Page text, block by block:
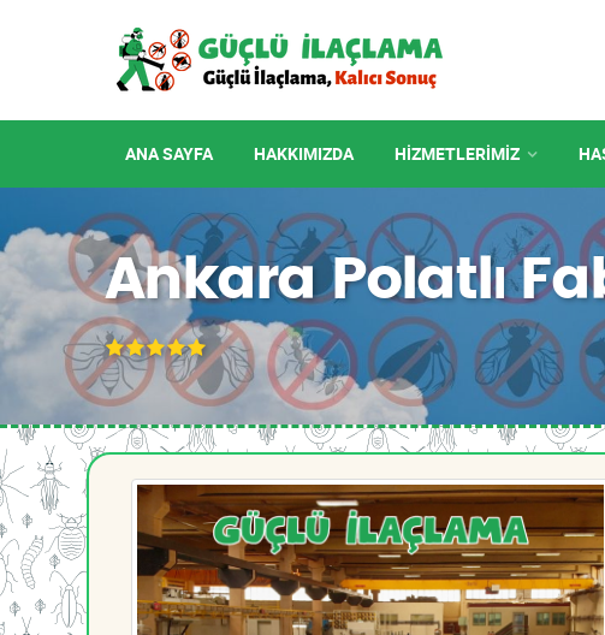
ANA SAYFA HAKKIMIZDA HIZMETLERIMIZ
Ankara Polatlı